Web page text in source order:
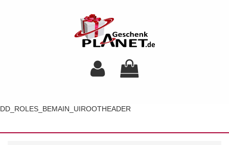
DD_ROLES_BEMAIN_UIROOTHEADER